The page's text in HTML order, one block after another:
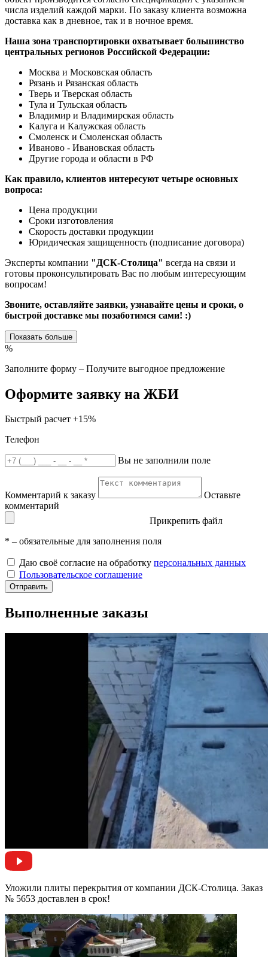
числа изделий каждой марки. По заказу клиента возможна
доставка как в дневное, так и в ночное время.
Наша зона транспортировки охватывает большинство
центральных регионов Российской Федерации:
Москва и Московская область
Рязань и Рязанская область
Тверь и Тверская область
Тула и Тульская область
Владимир и Владимирская область
Калуга и Калужская область
Смоленск и Смоленская область
Иваново - Ивановская область
Другие города и области в РФ
Как правило, клиентов интересуют четыре основных
вопроса:
Цена продукции
Сроки изготовления
Скорость доставки продукции
Юридическая защищенность (подписание договора)
Эксперты компании "ДСК-Столица" всегда на связи и
готовы проконсультировать Вас по любым интересующим
вопросам!
Звоните, оставляйте заявки, узнавайте цены и сроки, о
быстрой доставке мы позаботимся сами! :)
Показать больше
%
Заполните форму – Получите выгодное предложение
Оформите заявку на ЖБИ
Быстрый расчет +15%
Телефон
Вы не заполнили поле
Комментарий к заказу
Оставьте
комментарий
Прикрепить файл
* – обязательные для заполнения поля
Даю своё согласие на обработку персональных данных
Пользовательское соглашение
Отправить
Выполненные заказы
Уложили плиты перекрытия от компании ДСК-Столица. Заказ
№ 5653 доставлен в срок!